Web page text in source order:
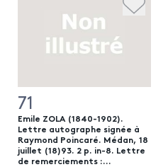
71
Emile ZOLA (1840-1902).
Lettre autographe signée à
Raymond Poincaré. Médan, 18
juillet (18)93. 2 p. in-8. Lettre
de remerciements :...